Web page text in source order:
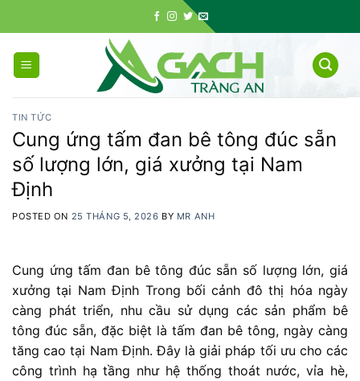
to
content
TIN TỨC
Cung ứng tấm đan bê tông đúc sẵn
số lượng lớn, giá xưởng tại Nam
Định
POSTED ON 25 THÁNG 5, 2026 BY MR ANH
Cung ứng tấm đan bê tông đúc sẵn số lượng lớn, giá
xưởng tại Nam Định Trong bối cảnh đô thị hóa ngày
càng phát triển, nhu cầu sử dụng các sản phẩm bê
tông đúc sẵn, đặc biệt là tấm đan bê tông, ngày càng
tăng cao tại Nam Định. Đây là giải pháp tối ưu cho các
công trình hạ tầng như hệ thống thoát nước, vỉa hè,